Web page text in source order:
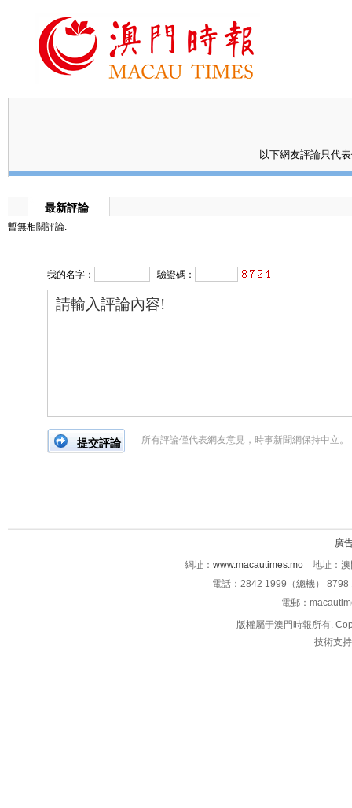
以下網友評論只代
最新評論
暫無相關評論.
我的名字： 驗證碼：
所有評論僅代表網友意見，時事新聞網保持中立。
廣
網址： www.macautimes.mo 地址：澳
電話：2842 1999（總機）
電郵：
版權屬于澳門時報所有.
技術支